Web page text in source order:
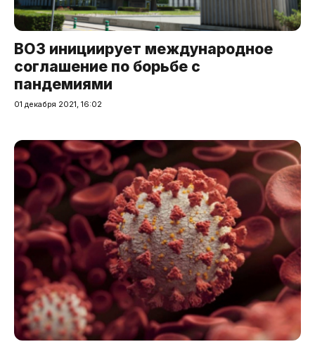
ВОЗ инициирует международное
соглашение по борьбе с
пандемиями
01 декабря 2021, 16:02